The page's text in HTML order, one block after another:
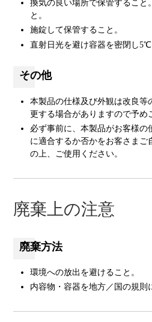
換気の良い場所で保管すること
と。
施錠して保管すること。
直射日光を避け容器を密閉し
その他
本製品の仕様及び外観は改良等
更する場合がありますので予め
必ず事前に、本製品がお客様の
に適合するか否かをお客さまご
の上、ご使用ください。
廃棄上の注意
廃棄方法
環境への放出を避けること。
内容物・容器を地方／国の規則